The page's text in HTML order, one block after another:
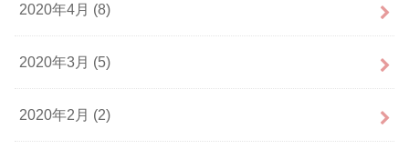
2020年4月 (8)
2020年3月 (5)
2020年2月 (2)